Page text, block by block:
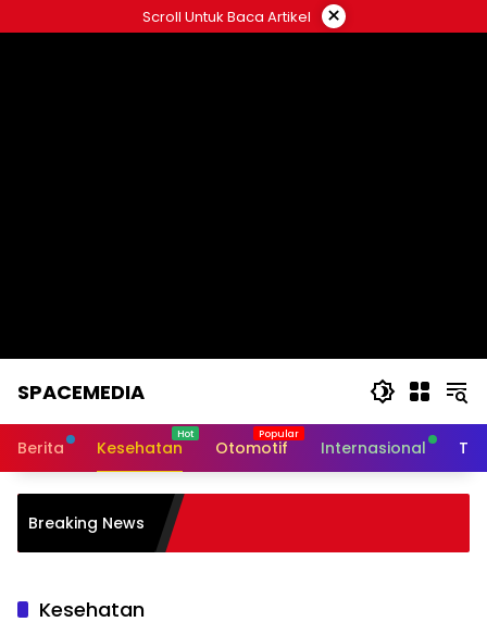
to
Scroll Untuk Baca Artikel ×
SPACEMEDIA
Berita Kesehatan Otomotif Internasional
Breaking News
Kesehatan